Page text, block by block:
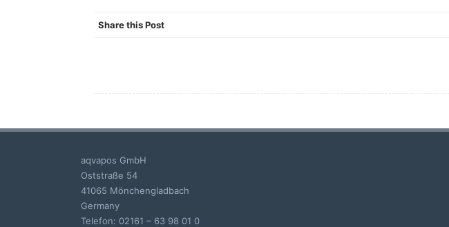
Share this Post
aqvapos GmbH
Oststraße 54
41065 Mönchengladbach
Germany
Telefon: 02161 – 63 98 01 0